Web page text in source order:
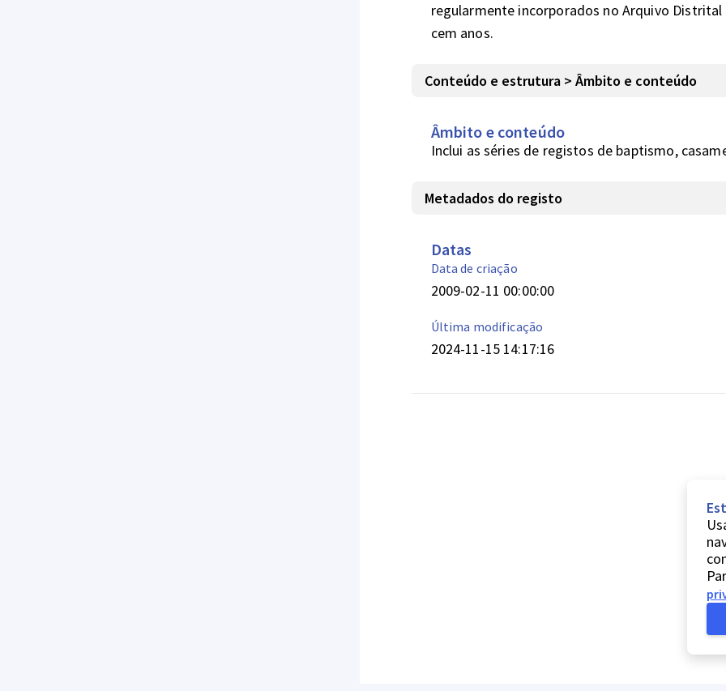
regularmente incorporados no Arquivo
cem anos.
Conteúdo e estrutura > Âmbito e conteúdo
Âmbito e conteúdo
Inclui as séries de registos de baptismo,
Metadados do registo
Datas
Data de criação
2009-02-11 00:00:00
Última modificação
2024-11-15 14:17:16